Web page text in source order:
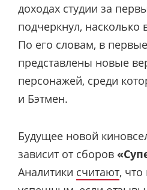
доходах студии за
подчеркнул, насколько
По его словам, в
представлены новые
персонажей, среди
и Бэтмен.
Будущее новой
зависит от сборов
Аналитики считают, что